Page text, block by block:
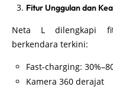
Fitur Unggulan dan
Neta L dilengkapi
berkendara terkini:
Fast-charging:
Kamera 360 derajat